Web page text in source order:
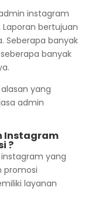
instagram
bertujuan
Seberapa banyak
banyak
yang
admin
Instagram
?
yang
promosi
layanan